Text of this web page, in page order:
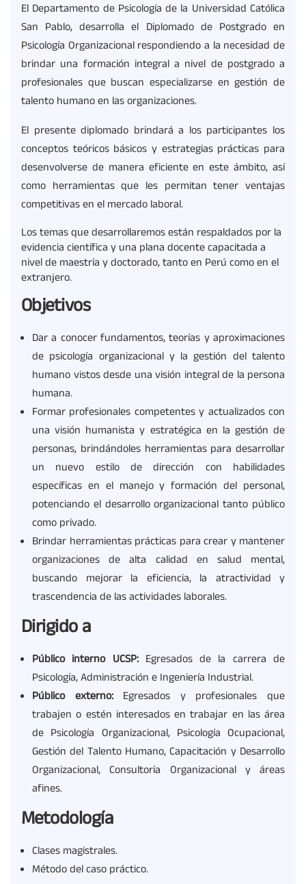
El Departamento de Psicología de la Universidad Católica
San Pablo, desarrolla el Diplomado de Postgrado en
Psicología Organizacional respondiendo a la necesidad de
brindar una formación integral a nivel de postgrado a
profesionales que buscan especializarse en gestión de
talento humano en las organizaciones.
El presente diplomado brindará a los participantes los
conceptos teóricos básicos y estrategias prácticas para
desenvolverse de manera eficiente en este ámbito, así
como herramientas que les permitan tener ventajas
competitivas en el mercado laboral.
Los temas que desarrollaremos están respaldados por la
evidencia científica y una plana docente capacitada a
nivel de maestría y doctorado, tanto en Perú como en el
extranjero.
Objetivos
Dar a conocer fundamentos, teorías y aproximaciones
de psicología organizacional y la gestión del talento
humano vistos desde una visión integral de la persona
humana.
Formar profesionales competentes y actualizados con
una visión humanista y estratégica en la gestión de
personas, brindándoles herramientas para desarrollar
un nuevo estilo de dirección con habilidades
específicas en el manejo y formación del personal,
potenciando el desarrollo organizacional tanto público
como privado.
Brindar herramientas prácticas para crear y mantener
organizaciones de alta calidad en salud mental,
buscando mejorar la eficiencia, la atractividad y
trascendencia de las actividades laborales.
Dirigido a
Público interno UCSP: Egresados de la carrera de
Psicología, Administración e Ingeniería Industrial.
Público externo: Egresados y profesionales que
trabajen o estén interesados en trabajar en las área
de Psicología Organizacional, Psicología Ocupacional,
Gestión del Talento Humano, Capacitación y Desarrollo
Organizacional, Consultoría Organizacional y áreas
afines.
Metodología
Clases magistrales.
Método del caso práctico.